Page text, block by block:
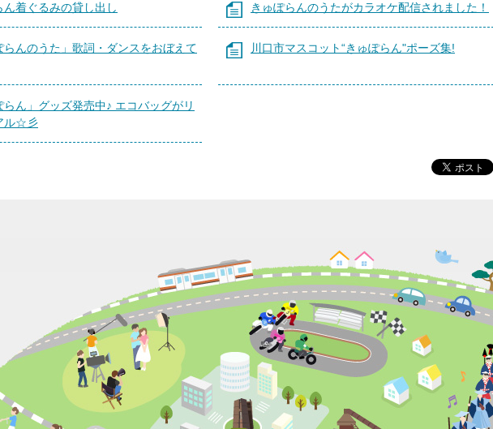
ん着ぐるみの貸し出し きゅぽらんのうたがカラオケ配信されました！
らんのうた」歌詞・ダンスをおぼえて
川口市マスコット“きゅぽらん"ポーズ集!
らん」グッズ発売中♪ エコバッグがリ
ル☆彡